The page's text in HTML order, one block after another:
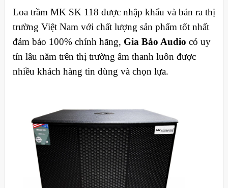
Loa trầm MK SK 118 được nhập khẩu và bán ra thị
trường Việt Nam với chất lượng sản phẩm tốt nhất
đảm bảo 100% chính hãng, Gia Bảo Audio có uy
tín lâu năm trên thị trường âm thanh luôn được
nhiều khách hàng tin dùng và chọn lựa.